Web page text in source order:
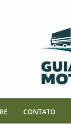
CONTATO